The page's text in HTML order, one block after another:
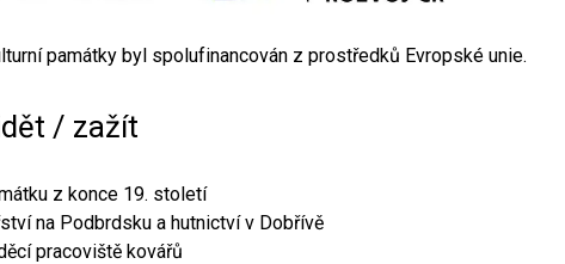
památky byl spolufinancován z prostředků Evropské unie.
/ zažít
z konce 19. století
na Podbrdsku a hutnictví v Dobřívě
pracoviště kovářů